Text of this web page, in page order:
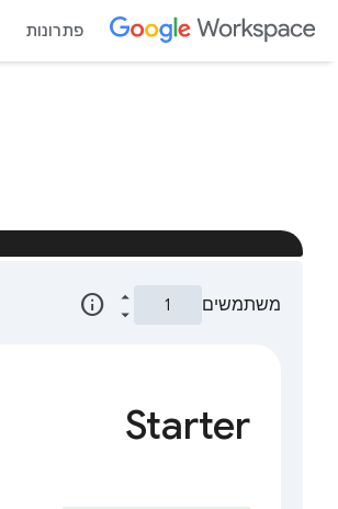
פתרונות
משתמשים info
Starter